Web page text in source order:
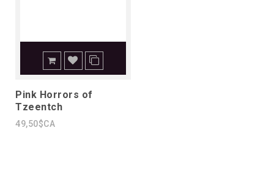
Pink Horrors of
Tzeentch
49,50$CA